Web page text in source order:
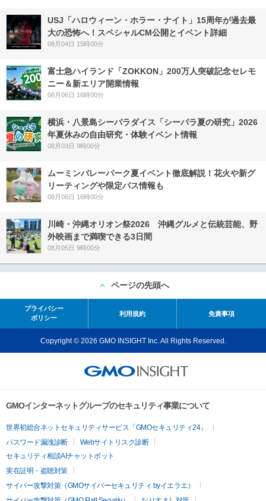
USJ「ハロウィーン・ホラー・ナイト」15周年が過去最
大の恐怖へ！スペシャルCM公開とイベント詳細
08月04日 15時00分
富士急ハイランド「ZOKKON」200万人突破記念セレモ
ニー＆新エリア開業情報
08月06日 16時00分
横浜・八景島シーパラダイス「シーパラ夏の研究」2026
年夏休みの自由研究・体験イベント情報
08月03日 9時00分
ムーミンバレーパーク夏イベント徹底解説！花火や新グ
リーティングや限定パス情報も
08月06日 16時00分
川崎・沖縄オリオン祭2026 沖縄グルメと伝統芸能、野
外映画まで満喫できる3日間
08月05日 9時00分
ページの先頭へ
プライバシー
ポリシー
利用規約 免責事項
Copyright © 2026 GMO INSIGHT Inc. All Rights Reserved.
GMOインターネットグループのセキュリティ事業について
世界初総合ネットセキュリティサービス「GMOセキュリティ24」
パスワード漏洩診断
Webサイトリスク診断
セキュリティ相談AIチャットボット
実在証明・盗聴対策
サイバー攻撃対策（GMOサイバーセキュリティ byイエラエ）